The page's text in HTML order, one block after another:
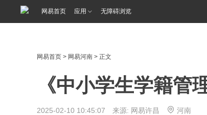
网易首页 应用 无障碍浏览
网易首页 > 网易河南 > 正文
《中小学生学籍管
2025-02-10 10:45:07 来源: 网易许昌 河南